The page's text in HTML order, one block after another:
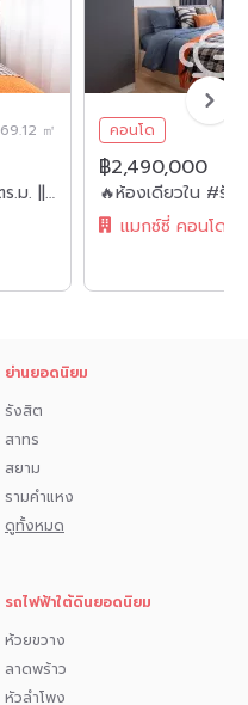
69.12 ㎡
#บางนา || ✨คอนโดห้องใหญ่ 70 ตร.ม. || 2 นอน 2 น้ำ || 🚝 ใกล้ BTS บางนา || 💵 ผ่อนเพียง 8,xxx เท่านั้น!!! || 🛍️ เฟอร์ครบ พร้อมเข้าอยู่ || 👫🏻อยู่ได้ทั้งครอบครัว
คอนโด
฿2,490,000
แมกซ์ซี่ คอนโด
ย่านยอดนิยม
รังสิต
สาทร
สยาม
รามคำแหง
ดูทั้งหมด
รถไฟฟ้าใต้ดินยอดนิยม
ห้วยขวาง
ลาดพร้าว
หัวลำโพง